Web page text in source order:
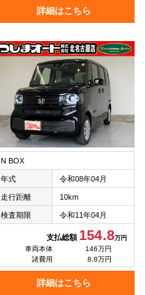
詳細はこちら
N BOX
年式 令和08年04月
走行距離 10km
検査期限 令和11年04月
支払総額 154.8万円
車両本体
146万円
諸費用
8.8万円
詳細はこちら